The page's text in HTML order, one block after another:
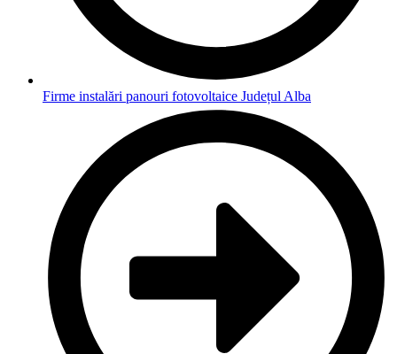
Firme instalări panouri fotovoltaice Județul Alba